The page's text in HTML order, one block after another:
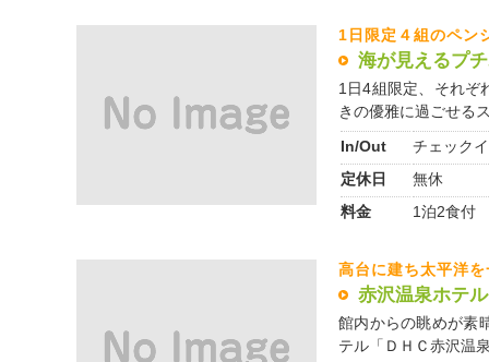
1日限定４組のペン
海が見えるプ
1日4組限定、それぞ
きの優雅に過ごせる
In/Out
チェック
定休日
無休
料金
1泊2食付
高台に建ち太平洋
赤沢温泉ホテル
館内からの眺めが素
テル「ＤＨＣ赤沢温